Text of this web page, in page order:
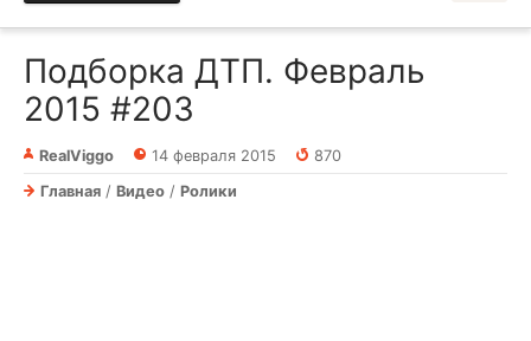
Подборка ДТП. Февраль
2015 #203
RealViggo 14 февраля 2015
870
Главная / Видео / Ролики